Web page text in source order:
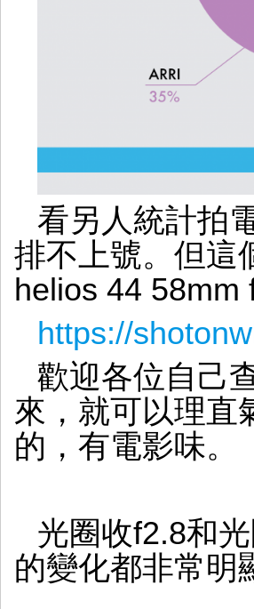
看另人統計拍
排不上號。但這
helios 44
https://
歡迎各位自己
來，就可以理直
的，有電影味。
光圈收f2.8和
的變化都非常明